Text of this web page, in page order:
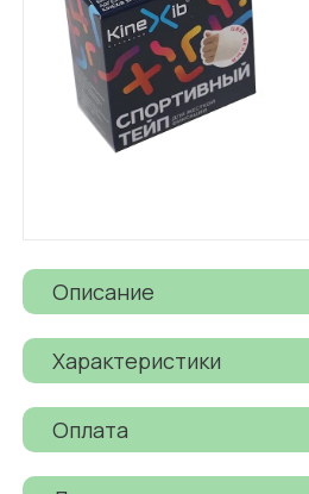
Описание
Характеристики
Оплата